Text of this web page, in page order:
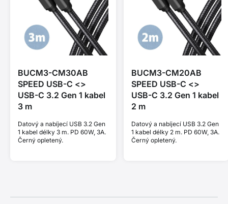
BUCM3-CM30AB
SPEED USB-C <>
USB-C 3.2 Gen 1 kabel
3 m
Datový a nabíjecí USB 3.2 Gen
1 kabel délky 3 m. PD 60W, 3A.
Černý opletený.
BUCM3-CM20AB
SPEED USB-C <>
USB-C 3.2 Gen 1 kabel
2 m
Datový a nabíjecí USB 3.2 Gen
1 kabel délky 2 m. PD 60W, 3A.
Černý opletený.